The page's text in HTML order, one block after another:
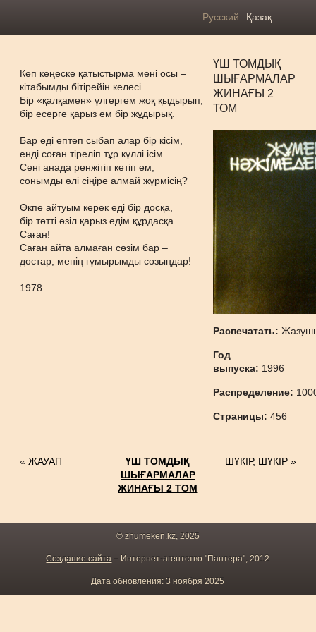
Русский Қазақ
Көп кеңеске қатыстырма мені осы –
кітабымды бітірейін келесі.
Бір «қалқамен» үлгергем жоқ қыдырып,
бір есерге қарыз ем бір жұдырық.
Бар еді ептеп сыбап алар бір кісім,
енді соған тіреліп тұр күллі ісім.
Сені анада ренжітіп кетіп ем,
сонымды әлі сіңіре алмай жүрмісің?
Өкпе айтуым керек еді бір досқа,
бір тәтті әзіл қарыз едім құрдасқа.
Саған!
Саған айта алмаған сөзім бар –
достар, менің ғұмырымды созыңдар!
1978
ҮШ ТОМДЫҚ
ШЫҒАРМАЛАР
ЖИНАҒЫ 2
ТОМ
Распечатать:
Год
выпуска: 1996
Распределение:
Страницы:456
«ЖАУАП
ҮШ ТОМДЫҚ
ШЫҒАРМАЛАР
ЖИНАҒЫ 2 ТОМ
ШҮКІР, ШҮКІР »
© zhumeken.kz, 2025
Создание сайта – Интернет-агентство "Пантера", 2012
Дата обновления: 3 ноября 2025